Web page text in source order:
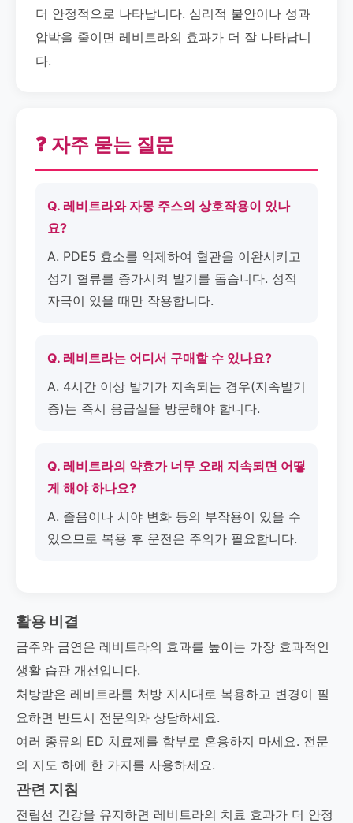
더 안정적으로 나타납니다. 심리적 불안이나 성과
압박을 줄이면 레비트라의 효과가 더 잘 나타납니
다.
❓ 자주 묻는 질문
Q. 레비트라와 자몽 주스의 상호작용이 있나
요?
A. PDE5 효소를 억제하여 혈관을 이완시키고
성기 혈류를 증가시켜 발기를 돕습니다. 성적
자극이 있을 때만 작용합니다.
Q. 레비트라는 어디서 구매할 수 있나요?
A. 4시간 이상 발기가 지속되는 경우(지속발기
증)는 즉시 응급실을 방문해야 합니다.
Q. 레비트라의 약효가 너무 오래 지속되면 어떻
게 해야 하나요?
A. 졸음이나 시야 변화 등의 부작용이 있을 수
있으므로 복용 후 운전은 주의가 필요합니다.
활용 비결
금주와 금연은 레비트라의 효과를 높이는 가장 효과적인
생활 습관 개선입니다.
처방받은 레비트라를 처방 지시대로 복용하고 변경이 필
요하면 반드시 전문의와 상담하세요.
여러 종류의 ED 치료제를 함부로 혼용하지 마세요. 전문
의 지도 하에 한 가지를 사용하세요.
관련 지침
전립선 건강을 유지하면 레비트라의 치료 효과가 더 안정